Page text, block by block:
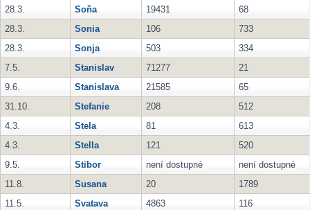
28.3.
Soňa 19431
68
28.3.
Sonia 106
733
28.3.
Sonja 503
334
7.5.
Stanislav 71277
21
9.6.
Stanislava 21585
65
31.10.
Stefanie 208
512
4.3.
Stela 81
613
4.3.
Stella 121
520
9.5.
Stibor není dostupné
není dostupné
11.8.
Susana 20
1789
11.5.
Svatava 4863
116